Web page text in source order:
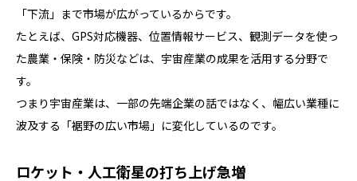
「下流」まで市場が広がっているからです。
たとえば、GPS対応機器、位置情報サービス、観測データを使っ
た農業・保険・防災などは、宇宙産業の成果を活用する分野で
す。
つまり宇宙産業は、一部の先端企業の話ではなく、幅広い業種に
波及する「裾野の広い市場」に変化しているのです。
ロケット・人工衛星の打ち上げ急増